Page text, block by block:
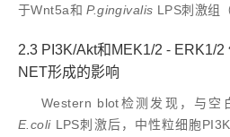
于Wnt5a和P.gingivalis LPS刺激组
2.3 PI3K/Akt和MEK1/2 ⁃ ERK1/
NET形成的影响
Western blot检测发现，与空
E.coliLPS刺激后，中性粒细胞